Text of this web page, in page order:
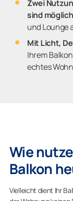
Zwei
sind möglich
und Lounge
Mit Licht,
Ihrem
echtes
Wie
Balkon
Vielleicht dient Ihr